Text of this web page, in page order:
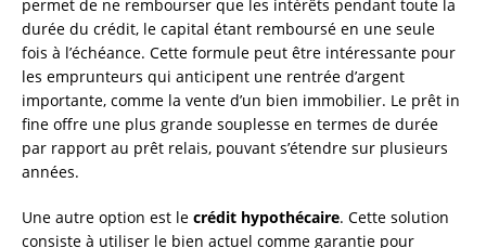
permet de ne rembourser que les intérêts pendant toute la
durée du crédit, le capital étant remboursé en une seule
fois à l’échéance. Cette formule peut être intéressante pour
les emprunteurs qui anticipent une rentrée d’argent
importante, comme la vente d’un bien immobilier. Le prêt in
fine offre une plus grande souplesse en termes de durée
par rapport au prêt relais, pouvant s’étendre sur plusieurs
années.
Une autre option est le crédit hypothécaire. Cette solution
consiste à utiliser le bien actuel comme garantie pour